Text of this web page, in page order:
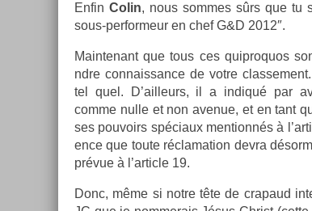
Enfin Colin, nous som­mes sûrs que tu
sous-performeur en chef G&D 2012″.
Main­tenant que tous ces quip­roquos
ndre con­nais­sance de votre
tel quel. D’ail­leurs, il a in­diqué par
comme nulle et non avenue, et en tant
ses pouvoirs spéciaux men­tionnés à
ence que toute réclama­tion devra
prévue à l’ar­ticle 19.
Donc, même si notre tête de crapaud